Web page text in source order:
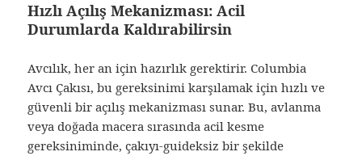
Hızlı Açılış Mekanizması: Acil
Durumlarda Kaldırabilirsin
Avcılık, her an için hazırlık gerektirir. Columbia
Avcı Çakısı, bu gereksinimi karşılamak için hızlı ve
güvenli bir açılış mekanizması sunar. Bu, avlanma
veya doğada macera sırasında acil kesme
gereksiniminde, çakıyı-guideksiz bir şekilde